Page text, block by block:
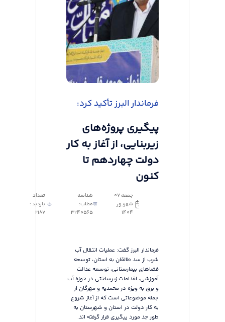
فرماندار البرز تأکید کرد:
پیگیری پروژه‌های
زیربنایی، از آغاز به کار
دولت چهاردهم تا
کنون
جمعه 07
شهریور
1404
شناسه
مطلب:
3240565
تعداد
بازدید :
2187
فرماندار البرز گفت: عملیات انتقال آب
شرب از سد طالقان به استان، توسعه
فضاهای بیمارستانی، توسعه عدالت
آموزشی، اقدامات زیرساختی در حوزه آب
و برق به ویژه در محمدیه و مهرگان از
جمله موضوعاتی است که از آغاز شروع
به کار دولت در استان و شهرستان به
طور جد مورد پیگیری قرار گرفته اند.